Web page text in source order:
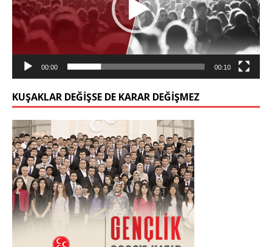
00:00 00:10
KUŞAKLAR DEĞIŞSE DE KARAR DEĞIŞMEZ